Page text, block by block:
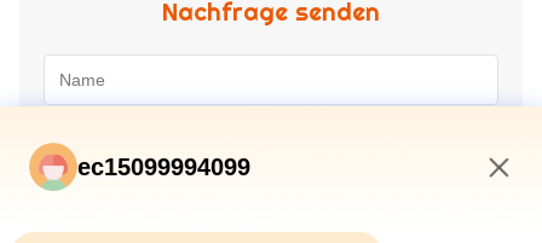
Nachfrage senden
ec15099994099